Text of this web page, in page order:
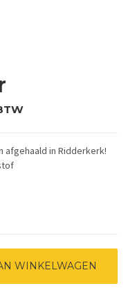
afgehaald in Ridderkerk!
WINKELWAGEN